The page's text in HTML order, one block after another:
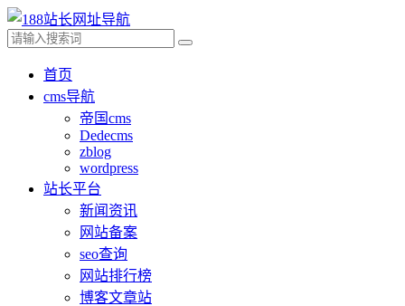
首页
cms导航
帝国cms
Dedecms
zblog
wordpress
站长平台
新闻资讯
网站备案
seo查询
网站排行榜
博客文章站